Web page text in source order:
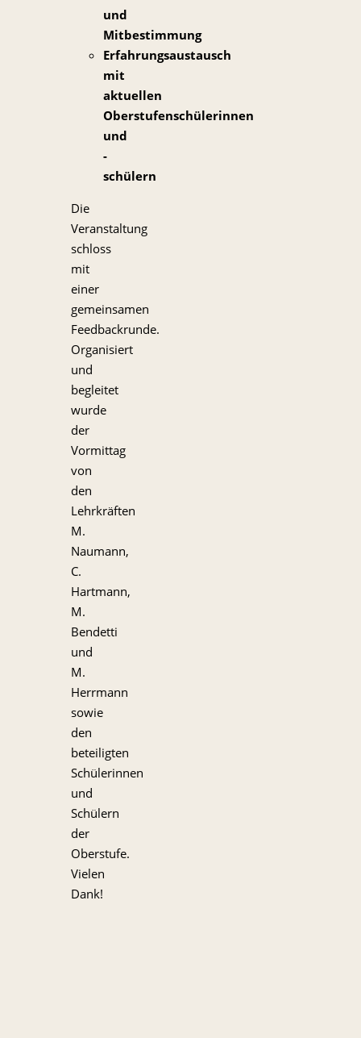
und
Mitbestimmung
Erfahrungsaustausch
mit
aktuellen
Oberstufenschülerinnen
und
-
schülern
Die
Veranstaltung
schloss
mit
einer
gemeinsamen
Feedbackrunde.
Organisiert
und
begleitet
wurde
der
Vormittag
von
den
Lehrkräften
M.
Naumann,
C.
Hartmann,
M.
Bendetti
und
M.
Herrmann
sowie
den
beteiligten
Schülerinnen
und
Schülern
der
Oberstufe.
Vielen
Dank!